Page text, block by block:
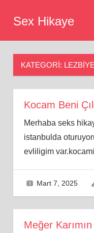
Sex Hikaye
KATEGORI:
Kocam Beni
Merhaba seks
istanbulda
evliligim
Mart 7, 2025
Meğer